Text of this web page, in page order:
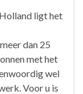
ligt het
dan 25
met het
wel
Voor u is